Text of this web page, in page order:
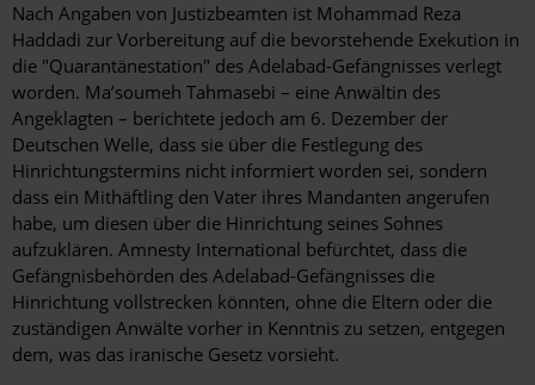
Nach Angaben von Justizbeamten ist Mohammad Reza
Haddadi zur Vorbereitung auf die bevorstehende Exekution in
die "Quarantänestation" des Adelabad-Gefängnisses verlegt
worden. Ma’soumeh Tahmasebi – eine Anwältin des
Angeklagten – berichtete jedoch am 6. Dezember der
Deutschen Welle, dass sie über die Festlegung des
Hinrichtungstermins nicht informiert worden sei, sondern
dass ein Mithäftling den Vater ihres Mandanten angerufen
habe, um diesen über die Hinrichtung seines Sohnes
aufzuklären. Amnesty International befürchtet, dass die
Gefängnisbehörden des Adelabad-Gefängnisses die
Hinrichtung vollstrecken könnten, ohne die Eltern oder die
zuständigen Anwälte vorher in Kenntnis zu setzen, entgegen
dem, was das iranische Gesetz vorsieht.